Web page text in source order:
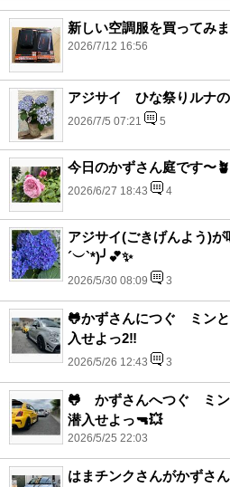
新しい空調服を買ってみ
2026/7/12 16:56
アジサイ ひな祭りルナの
2026/7/5 07:21 5
今日のかずさん庭です〜
2026/6/27 18:43 4
アジサイ(ごきげんよう)
´︶`*)╯💕✨
2026/5/30 08:09 3
🐸かずさんにつぐ ミン
入せよっ2‼️
2026/5/26 12:43 3
🐸 かずさんへつぐ ミン
潜入せよっ🔫💥
2026/5/25 22:03
はまチンクさんがかずさ